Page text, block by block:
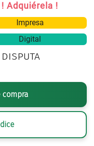
! Adquiérela !
Impresa
Digital
compra